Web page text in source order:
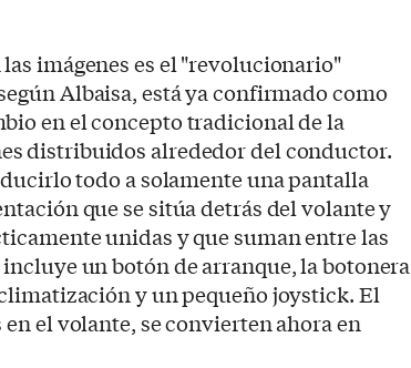
imágenes es el "revolucionario"
Albaisa, está ya confirmado como
en el concepto tradicional de la
distribuidos alrededor del conductor.
todo a solamente una pantalla
que se sitúa detrás del volante y
unidas y que suman entre las
un botón de arranque, la botonera
y un pequeño joystick. El
el volante, se convierten ahora en